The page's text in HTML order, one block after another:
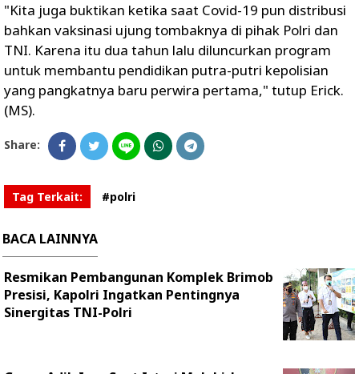
"Kita juga buktikan ketika saat Covid-19 pun distribusi
bahkan vaksinasi ujung tombaknya di pihak Polri dan
TNI. Karena itu dua tahun lalu diluncurkan program
untuk membantu pendidikan putra-putri kepolisian
yang pangkatnya baru perwira pertama," tutup Erick.
(MS).
Share:
Tag Terkait: #polri
BACA LAINNYA
Resmikan Pembangunan Komplek Brimob
Presisi, Kapolri Ingatkan Pentingnya
Sinergitas TNI-Polri